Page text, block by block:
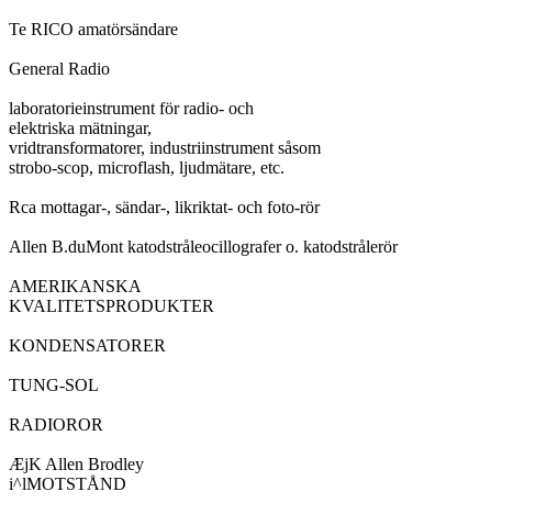
Te RICO amatörsändare
General Radio
laboratorieinstrument för radio- och
elektriska mätningar,
vridtransformatorer, industriinstrument såsom
strobo-scop, microflash, ljudmätare, etc.
Rca mottagar-, sändar-, likriktat- och foto-rör
Allen B.duMont katodstråleocillografer o. katodstrålerör
AMERIKANSKA
KVALITETSPRODUKTER
KONDENSATORER
TUNG-SOL
RADIOROR
ÆjK Allen Brodley
i^lMOTSTÅND